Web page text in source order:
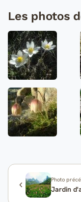
Les photos
Photo
Jardin